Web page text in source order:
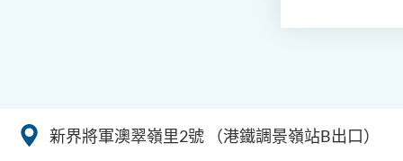
新界將軍澳翠嶺里2號 （港鐵調景嶺站B出口）